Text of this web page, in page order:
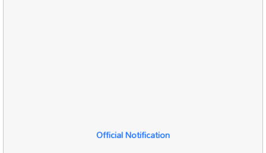
Official Notification